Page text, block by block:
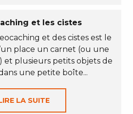
et les cistes
et des cistes est le
place un carnet (ou une
et plusieurs petits objets de
une petite boîte...
LA SUITE